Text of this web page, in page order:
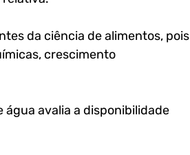
da ciência de alimentos, pois
crescimento
avalia a disponibilidade